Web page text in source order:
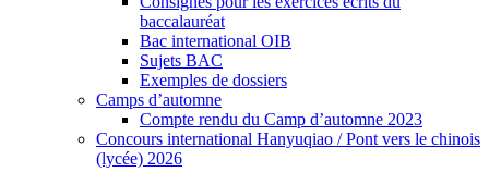
baccalauréat
Bac international OIB
Sujets BAC
Exemples de dossiers
Camps d’automne
Compte rendu du Camp d’automne 2023
Concours international Hanyuqiao / Pont vers le chinois
(lycée) 2026